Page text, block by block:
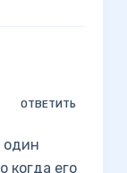
ОТВЕТИТЬ
один
когда его